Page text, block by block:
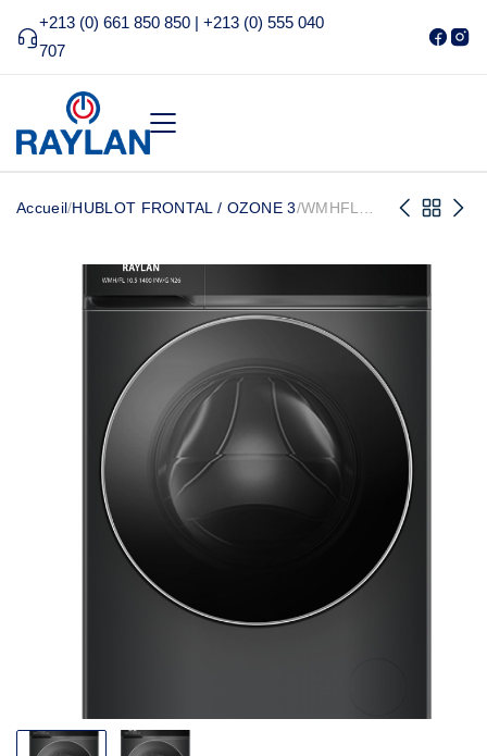
+213 (0) 661 850 850 | +213 (0) 555 040
707
Accueil/HUBLOT FRONTAL / OZONE 3/WMHFL